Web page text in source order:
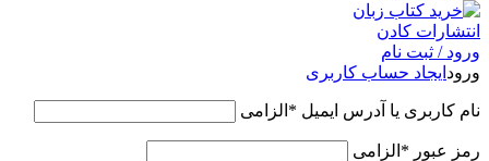
ورود / ثبت نام
ورود ایجاد حساب کاربری
نام کاربری یا آدرس ایمیل * الزامی
رمز عبور * الزامی